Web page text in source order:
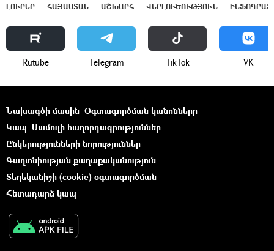
ԼՈՒՐԵՐ ՀԱՅԱՍՏԱՆ ԱՇԽԱՐՀ ՎԵՐԼՈՒԾՈՒԹՅՈՒՆ
Rutube Telegram ТikТоk VK
Նախագծի մասին Օգտագործման կանոնները
Կապ Մամուլի հաղորդագրություններ
Ընկերությունների նորություններ
Գաղտնիության քաղաքականություն
Տեղեկանիշի (cookie) օգտագործման
Հետադարձ կապ